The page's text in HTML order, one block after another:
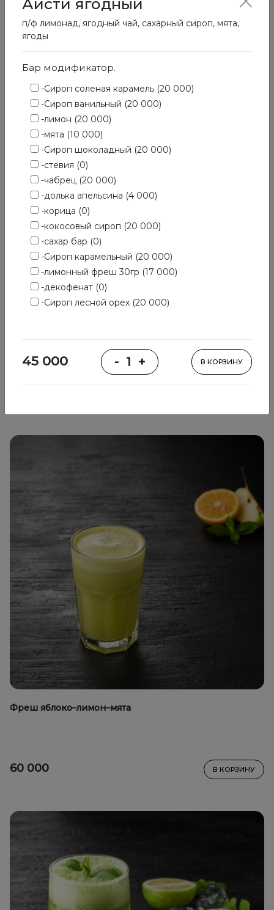
Прохладительные напитки
яблоко, сельдерей, зелень, лайм
Фреш яблоко–лимон–мята
60 000 В КОРЗИНУ
Айсти ягодный
п/ф лимонад, ягодный чай, сахарный сироп, мята,
ягоды
Бар модификатор.
-Сироп соленая карамель (20 000)
-Сироп ванильный (20 000)
-лимон (20 000)
-мята (10 000)
-Сироп шоколадный (20 000)
-стевия (0)
-чабрец (20 000)
-долька апельсина (4 000)
-корица (0)
-кокосовый сироп (20 000)
-сахар бар (0)
-Сироп карамельный (20 000)
-лимонный фреш 30гр (17 000)
-декофенат (0)
-Сироп лесной орех (20 000)
45 000 - 1 + В КОРЗИНУ